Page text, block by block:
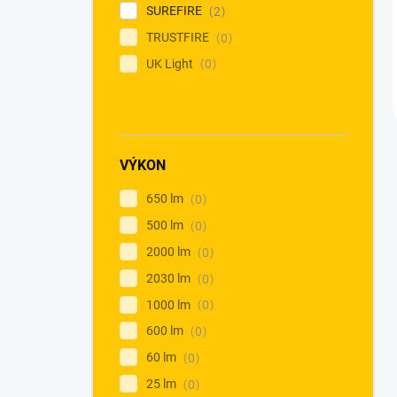
SUREFIRE
2
TRUSTFIRE
0
UK Light
0
VÝKON
650 lm
0
500 lm
0
2000 lm
0
2030 lm
0
1000 lm
0
600 lm
0
60 lm
0
25 lm
0